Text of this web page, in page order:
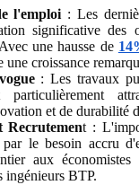
l'emploi : Les
significative des
une hausse de
une croissance
: Les travaux
particulièrement
et de durabilité
Recrutement :
par le besoin accru
aux
ingénieurs BTP.